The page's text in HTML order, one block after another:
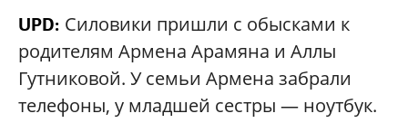
UPD: Силовики пришли с обысками к
родителям Армена Арамяна и Аллы
Гутниковой. У семьи Армена забрали
телефоны, у младшей сестры — ноутбук.